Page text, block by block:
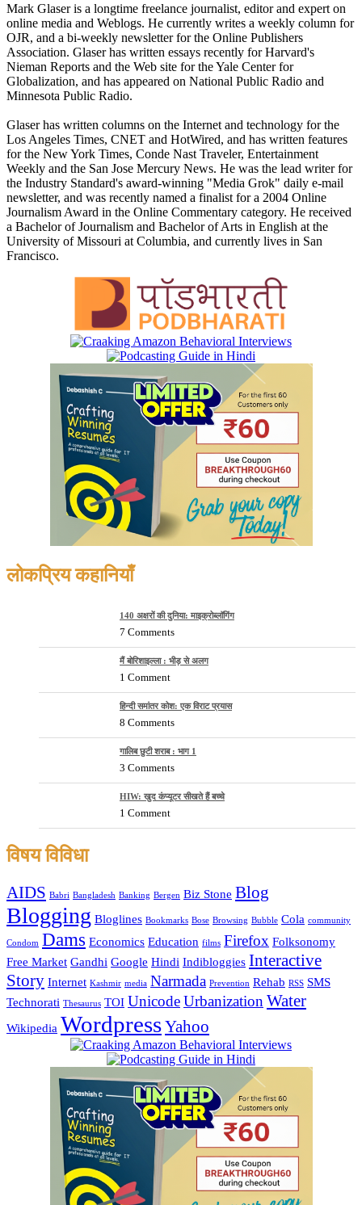
Mark Glaser is a longtime freelance journalist, editor and expert on
online media and Weblogs. He currently writes a weekly column for
OJR, and a bi-weekly newsletter for the Online Publishers
Association. Glaser has written essays recently for Harvard's
Nieman Reports and the Web site for the Yale Center for
Globalization, and has appeared on National Public Radio and
Minnesota Public Radio.
Glaser has written columns on the Internet and technology for the
Los Angeles Times, CNET and HotWired, and has written features
for the New York Times, Conde Nast Traveler, Entertainment
Weekly and the San Jose Mercury News. He was the lead writer for
the Industry Standard's award-winning "Media Grok" daily e-mail
newsletter, and was recently named a finalist for a 2004 Online
Journalism Award in the Online Commentary category. He received
a Bachelor of Journalism and Bachelor of Arts in English at the
University of Missouri at Columbia, and currently lives in San
Francisco.
लोकप्रिय कहानियाँ
140 अक्षरों की दुनिया: माइक्रोब्लॉगिंग
7 Comments
मैं बोरिशाइल्ला : भीड़ से अलग
1 Comment
हिन्दी समांतर कोश: एक विराट प्रयास
8 Comments
गालिब छुटी शराब : भाग 1
3 Comments
HIW: खुद कंप्यूटर सीखते हैं बच्चे
1 Comment
विषय विविधा
AIDS Babri Bangladesh Banking Bergen Biz Stone Blog
Blogging Bloglines Bookmarks Bose Browsing Bubble Cola community
Condom Dams Economics Education films Firefox Folksonomy
Free Market Gandhi Google Hindi Indibloggies Interactive
Story Internet Kashmir media Narmada Prevention Rehab RSS SMS
Technorati Thesaurus TOI UnicodeUrbanization Water
Wikipedia WordpressYahoo